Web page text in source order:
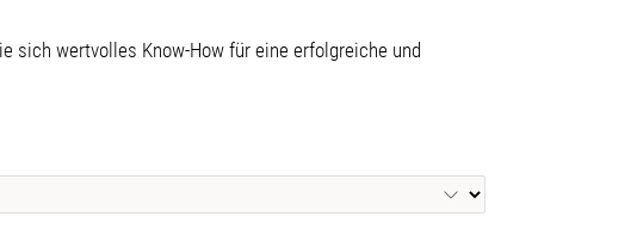
sich wertvolles Know-How für eine erfolgreiche und